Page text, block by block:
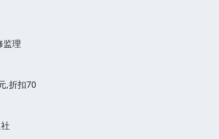
监理
,折扣70